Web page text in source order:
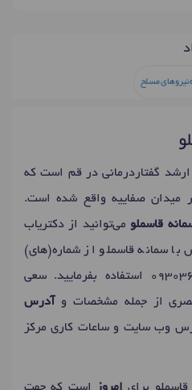
نیروهای مسلح
گفتاردرمانی در قم است که
میدان صفاییه واقع شده است.
قاسملو می‌توانید از دکتریاب
با سمانه قاسملو از شماره(های)
استفاده بفرمایید. سعی
از جمله مشخصات و آدرس
وب سایت و ساعات کاری مرکز